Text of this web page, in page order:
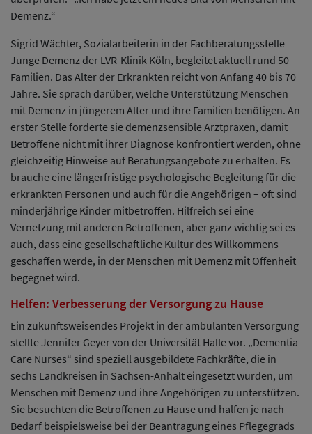
Demenz.“
Sigrid Wächter, Sozialarbeiterin in der Fachberatungsstelle
Junge Demenz der LVR-Klinik Köln, begleitet aktuell rund 50
Familien. Das Alter der Erkrankten reicht von Anfang 40 bis 70
Jahre. Sie sprach darüber, welche Unterstützung Menschen
mit Demenz in jüngerem Alter und ihre Familien benötigen. An
erster Stelle forderte sie demenzsensible Arztpraxen, damit
Betroffene nicht mit ihrer Diagnose konfrontiert werden, ohne
gleichzeitig Hinweise auf Beratungsangebote zu erhalten. Es
brauche eine längerfristige psychologische Begleitung für die
erkrankten Personen und auch für die Angehörigen – oft sind
minderjährige Kinder mitbetroffen. Hilfreich sei eine
Vernetzung mit anderen Betroffenen, aber ganz wichtig sei es
auch, dass eine gesellschaftliche Kultur des Willkommens
geschaffen werde, in der Menschen mit Demenz mit Offenheit
begegnet wird.
Helfen: Verbesserung der Versorgung zu Hause
Ein zukunftsweisendes Projekt in der ambulanten Versorgung
stellte Jennifer Geyer von der Universität Halle vor. „Dementia
Care Nurses“ sind speziell ausgebildete Fachkräfte, die in
sechs Landkreisen in Sachsen-Anhalt eingesetzt wurden, um
Menschen mit Demenz und ihre Angehörigen zu unterstützen.
Sie besuchten die Betroffenen zu Hause und halfen je nach
Bedarf beispielsweise bei der Beantragung eines Pflegegrads